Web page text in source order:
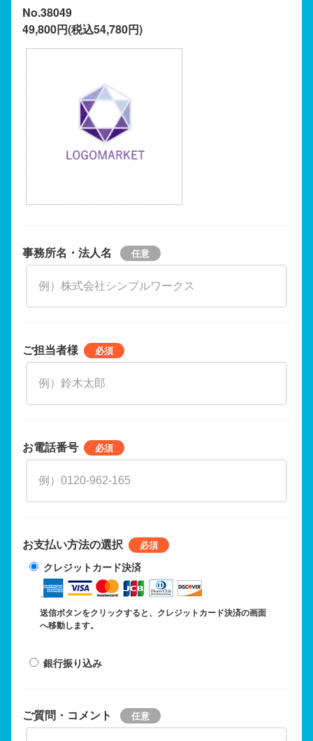
No.38049
49,800円(税込54,780円)
事務所名・法人名
ご担当者様
お電話番号
お支払い方法の選択
クレジットカード決済
送信ボタンをクリックすると、クレジットカード決済の画面
へ移動します。
銀行振り込み
ご質問・コメント